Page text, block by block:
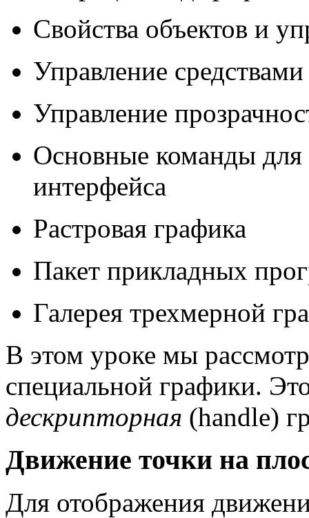
Свойства объектов и
Управление
Управление
Основные команды для
интерфейса
Растровая графика
Пакет прикладных
Галерея трехмерной
В этом уроке мы
специальной графики.
дескрипторная (handle)
Движение точки на
Для отображения